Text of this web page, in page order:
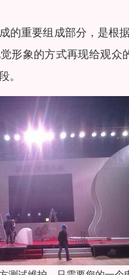
的重要组成部分，是根
形象的方式再现给观
。